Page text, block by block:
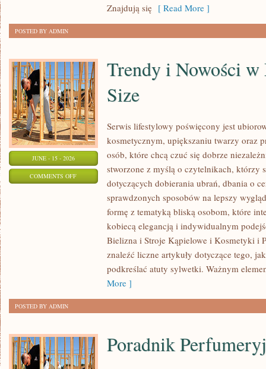
Znajdują się [ Read More ]
POSTED BY ADMIN
JUNE - 15 - 2026
COMMENTS OFFON
Trendy i Nowości w
Size
Serwis lifestylowy poświęcony jest
kosmetycznym, upiększaniu twarzy oraz
osób, które chcą czuć się dobrze
stworzone z myślą o czytelnikach, którzy
dotyczących dobierania ubrań, dbania o
sprawdzonych sposobów na lepszy
formę z tematyką bliską osobom, które
kobiecą elegancją i indywidualnym
Bielizna i Stroje Kąpielowe i Kosmetyki i
znaleźć liczne artykuły dotyczące tego,
podkreślać atuty sylwetki. Ważnym
More ]
POSTED BY ADMIN
Poradnik